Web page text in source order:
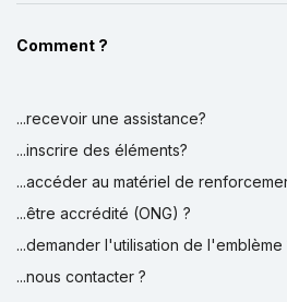
Comment ?
...recevoir une assistance?
...inscrire des éléments?
...accéder au matériel de
...être accrédité (ONG) ?
...demander l'utilisation de l'emblème
...nous contacter ?